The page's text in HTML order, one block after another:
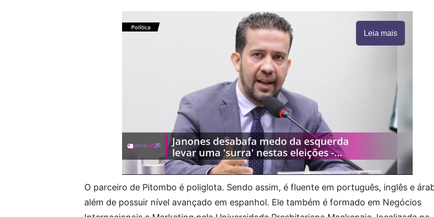
Leia mais
O parceiro de Pitombo é poliglota. Sendo assim, é fluente em português, inglês e
além de possuir nível avançado em espanhol. Ele também é formado em Negócios